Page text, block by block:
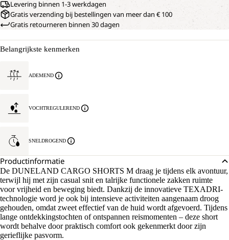
Levering binnen 1-3 werkdagen
Gratis verzending bij bestellingen van meer dan € 100
Gratis retourneren binnen 30 dagen
Belangrijkste kenmerken
ADEMEND
VOCHTREGULEREND
SNELDROGEND
Productinformatie
De DUNELAND CARGO SHORTS M draag je tijdens elk avontuur,
terwijl hij met zijn casual snit en talrijke functionele zakken ruimte
voor vrijheid en beweging biedt. Dankzij de innovatieve TEXADRI-
technologie word je ook bij intensieve activiteiten aangenaam droog
gehouden, omdat zweet effectief van de huid wordt afgevoerd. Tijdens
lange ontdekkingstochten of ontspannen reismomenten – deze short
wordt behalve door praktisch comfort ook gekenmerkt door zijn
gerieflijke pasvorm.